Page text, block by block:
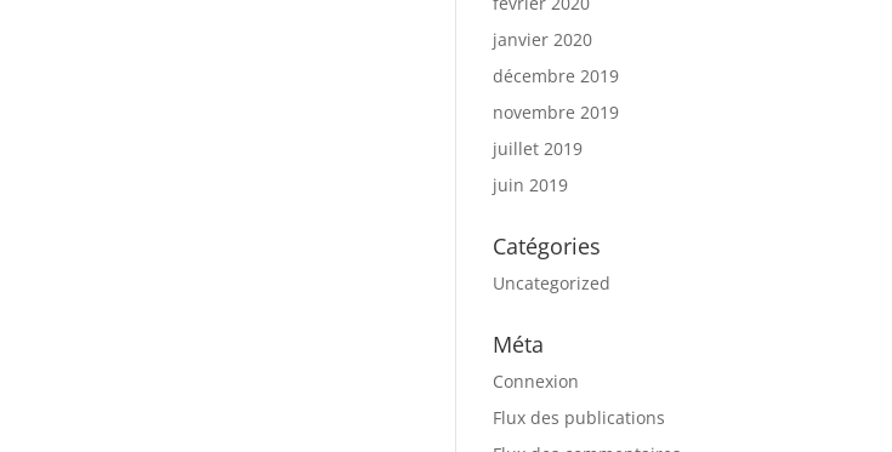
janvier 2020
décembre 2019
novembre 2019
juillet 2019
juin 2019
Catégories
Uncategorized
Méta
Connexion
Flux des publications